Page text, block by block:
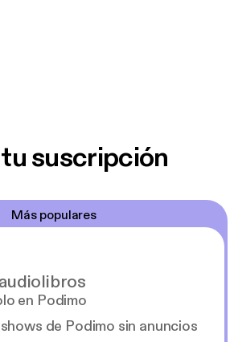
suscripción
Más populares
en Podimo
de Podimo sin anuncios